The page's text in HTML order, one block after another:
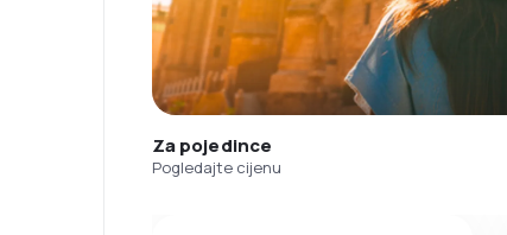
Za pojedince
Pogledajte cijenu